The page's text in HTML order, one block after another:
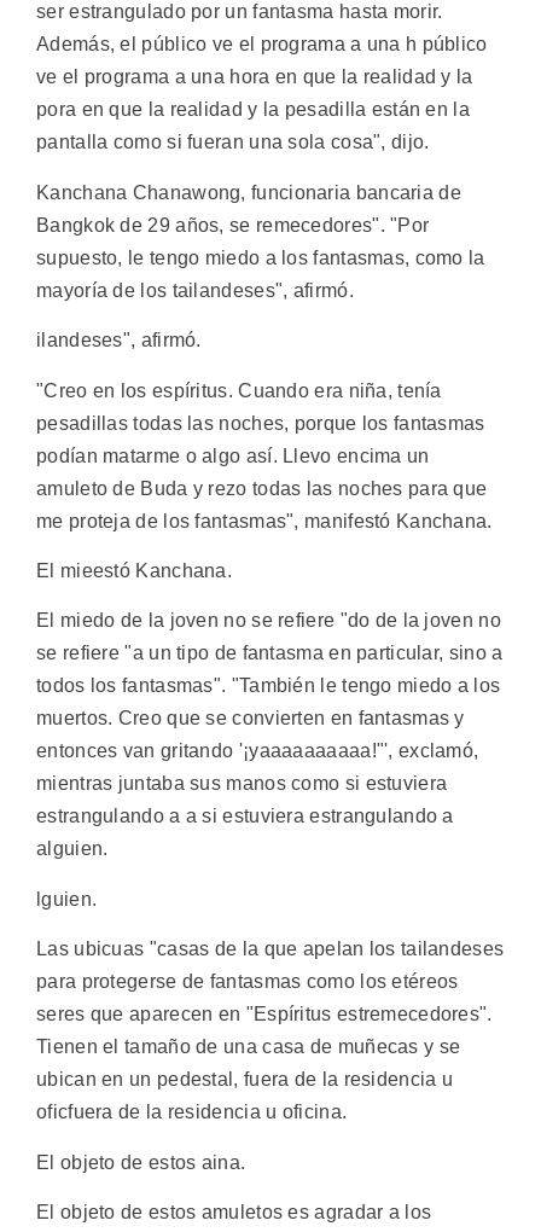
ser estrangulado por un fantasma hasta morir.
Además, el público ve el programa a una h público
ve el programa a una hora en que la realidad y la
pora en que la realidad y la pesadilla están en la
pantalla como si fueran una sola cosa", dijo.
Kanchana Chanawong, funcionaria bancaria de
Bangkok de 29 años, se remecedores". "Por
supuesto, le tengo miedo a los fantasmas, como la
mayoría de los tailandeses", afirmó.
ilandeses", afirmó.
"Creo en los espíritus. Cuando era niña, tenía
pesadillas todas las noches, porque los fantasmas
podían matarme o algo así. Llevo encima un
amuleto de Buda y rezo todas las noches para que
me proteja de los fantasmas", manifestó Kanchana.
El mieestó Kanchana.
El miedo de la joven no se refiere "do de la joven no
se refiere "a un tipo de fantasma en particular, sino a
todos los fantasmas". "También le tengo miedo a los
muertos. Creo que se convierten en fantasmas y
entonces van gritando '¡yaaaaaaaaaa!"', exclamó,
mientras juntaba sus manos como si estuviera
estrangulando a a si estuviera estrangulando a
alguien.
lguien.
Las ubicuas "casas de la que apelan los tailandeses
para protegerse de fantasmas como los etéreos
seres que aparecen en "Espíritus estremecedores".
Tienen el tamaño de una casa de muñecas y se
ubican en un pedestal, fuera de la residencia u
oficfuera de la residencia u oficina.
El objeto de estos aina.
El objeto de estos amuletos es agradar a los